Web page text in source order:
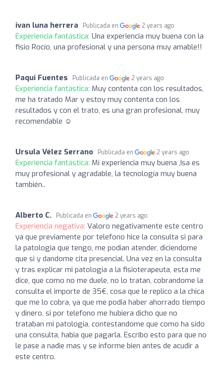
ivan luna herrera Publicada en 2 years ago
Experiencia fantástica: Una experiencia muy buena con la
fisio Rocío, una profesional y una persona muy amable!!
Paqui Fuentes Publicada en 2 years ago
Experiencia fantástica: Muy contenta con los resultados,
me ha tratado Mar y estoy muy contenta con los
resultados y con el trato, es una gran profesional, muy
recomendable ☺️
Ursula Vélez Serrano Publicada en 2 years ago
Experiencia fantástica: Mi experiencia muy buena ,Isa es
muy profesional y agradable, la tecnología muy buena
también..
Alberto C. Publicada en 2 years ago
Experiencia negativa: Valoro negativamente este centro
ya que previamente por telefono hice la consulta si para
la patologia que tengo, me podian atender, diciendome
que si y dandome cita presencial. Una vez en la consulta
y tras explicar mi patologia a la fisioterapeuta, esta me
dice, que como no me duele, no lo tratan, cobrandome la
consulta el importe de 35€, cosa que le replico a la chica
que me lo cobra, ya que me podia haber ahorrado tiempo
y dinero, si por telefono me hubiera dicho que no
trataban mi patologia, contestandome que como ha sido
una consulta, habia que pagarla. Escribo esto para que no
le pase a nadie mas y se informe bien antes de acudir a
este centro.